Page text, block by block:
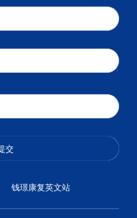
钱璟康复英文站